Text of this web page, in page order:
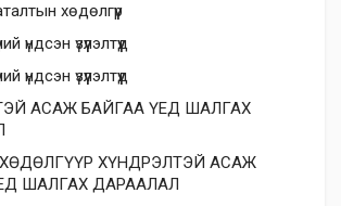
хөдөлгүүр
үндсэн үзүүлэлтүүд
үндсэн үзүүлэлтүүд
АСАЖ БАЙГАА ҮЕД ШАЛГАХ
ХҮНДРЭЛТЭЙ АСАЖ
ШАЛГАХ ДАРААЛАЛ